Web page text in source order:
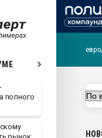
полного
28.07.2026
Всё, что